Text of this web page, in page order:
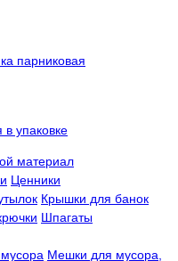
парниковая
упаковке
материал
Ценники
Крышки для банок
Шпагаты
Мешки для мусора,